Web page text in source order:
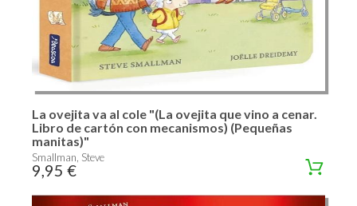
La ovejita va al cole "(La ovejita que vino a cenar.
Libro de cartón con mecanismos) (Pequeñas
manitas)"
Smallman, Steve
9,95 €